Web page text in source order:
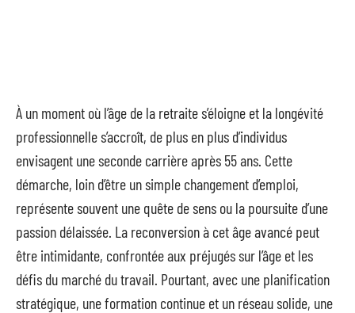
À un moment où l’âge de la retraite s’éloigne et la longévité
professionnelle s’accroît, de plus en plus d’individus
envisagent une seconde carrière après 55 ans. Cette
démarche, loin d’être un simple changement d’emploi,
représente souvent une quête de sens ou la poursuite d’une
passion délaissée. La reconversion à cet âge avancé peut
être intimidante, confrontée aux préjugés sur l’âge et les
défis du marché du travail. Pourtant, avec une planification
stratégique, une formation continue et un réseau solide, une